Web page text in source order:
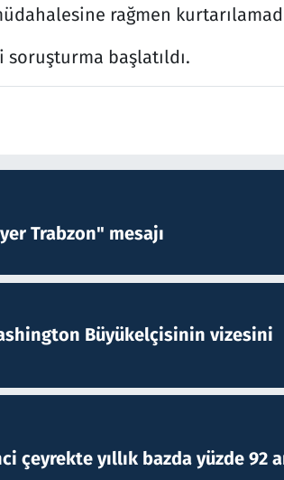
rağmen
soruşturma başlatıldı.
Trabzon" mesajı
Büyükelçisinin vizesini
çeyrekte yıllık bazda yüzde 92